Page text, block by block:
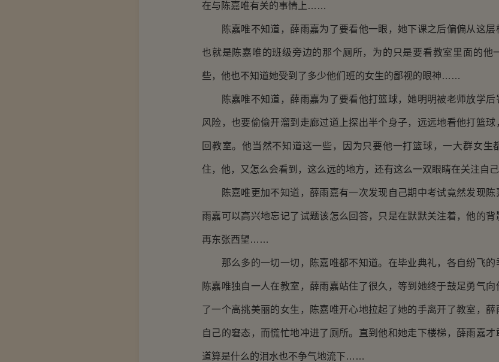
在与陈嘉唯有关的事情上……
陈嘉唯不知道，薛雨嘉为了要看他一眼，她下课之后偏偏从这层
也就是陈嘉唯的班级旁边的那个厕所，为的只是要看教室里面的他
些，他也不知道她受到了多少他们班的女生的鄙视的眼神……
陈嘉唯不知道，薛雨嘉为了要看他打篮球，她明明被老师放学后
风险，也要偷偷开溜到走廊过道上探出半个身子，远远地看他打篮
回教室。他当然不知道这一些，因为只要他一打篮球，一大群女生
住，他，又怎么会看到，这么远的地方，还有这么一双眼睛在关注自
陈嘉唯更加不知道，薛雨嘉有一次发现自己期中考试竟然发现陈
雨嘉可以高兴地忘记了试题该怎么回答，只是在默默关注着，他的
再东张西望……
那么多的一切一切，陈嘉唯都不知道。在毕业典礼，各自纷飞的
陈嘉唯独自一人在教室，薛雨嘉站住了很久，等到她终于鼓足勇气
了一个高挑美丽的女生，陈嘉唯开心地拉起了她的手离开了教室，
自己的窘态，而慌忙地冲进了厕所。直到他和她走下楼梯，薛雨嘉
道算是什么的泪水也不争气地流下……